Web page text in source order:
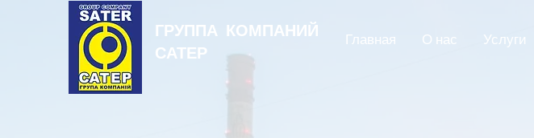
ГРУППА КОМПАНИЙ
САТЕР
Главная О нас Услуги